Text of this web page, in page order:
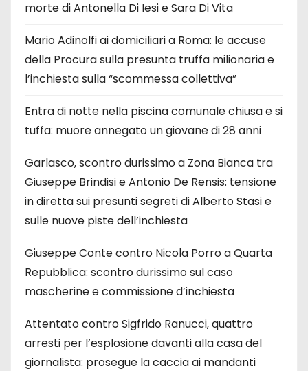
morte di Antonella Di Iesi e Sara Di Vita
Mario Adinolfi ai domiciliari a Roma: le accuse
della Procura sulla presunta truffa milionaria e
l’inchiesta sulla “scommessa collettiva”
Entra di notte nella piscina comunale chiusa e si
tuffa: muore annegato un giovane di 28 anni
Garlasco, scontro durissimo a Zona Bianca tra
Giuseppe Brindisi e Antonio De Rensis: tensione
in diretta sui presunti segreti di Alberto Stasi e
sulle nuove piste dell’inchiesta
Giuseppe Conte contro Nicola Porro a Quarta
Repubblica: scontro durissimo sul caso
mascherine e commissione d’inchiesta
Attentato contro Sigfrido Ranucci, quattro
arresti per l’esplosione davanti alla casa del
giornalista: prosegue la caccia ai mandanti